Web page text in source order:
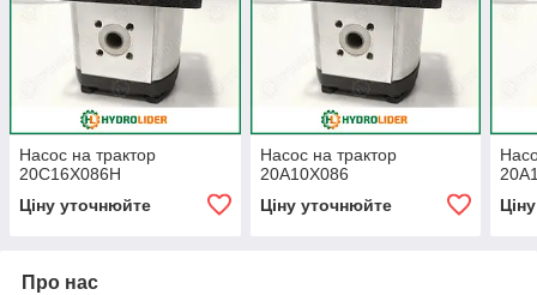
Насос на трактор
20C16X086H
Ціну уточнюйте
Насос на трактор
20A10X086
Ціну уточнюйте
Про нас